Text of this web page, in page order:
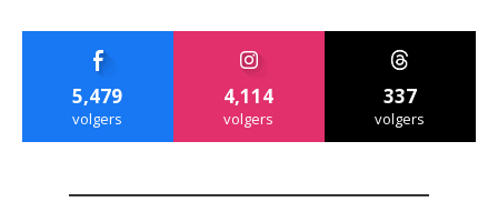
5,479
volgers
4,114
volgers
337
volgers